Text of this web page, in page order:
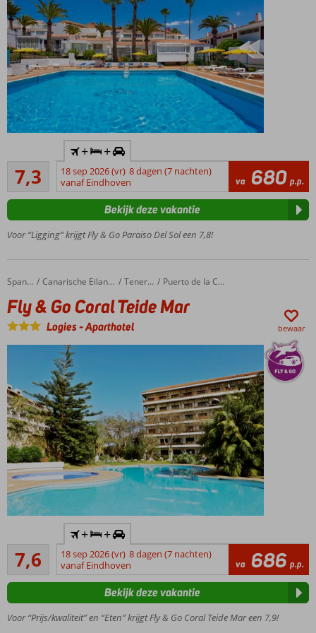
ook
mogelijk
In hartje
Playa de
las
Vlak
strand
Heerlijk
in het
zwembad
scherpe
prijs!
Ontbijt of
Halfpension
ook
mogelijk
7,3Voldoende/goed
274
beoordelingen
+ +
18 sep 2026 (vr) 8 dagen (7 nachten)
vanaf Eindhoven
va 680 p.p.
Voor “Ligging” krijgt Fly & Go Paraiso Del Sol een 7,8!
Bekijk deze vakantie
Home Spanje Canarische Eilanden Tenerife Puerto de la Cruz
Fly & Go Coral Teide Mar
Fly & Go Coral Teide Mar
Logies-Aparthotel bewaar
Centrum
en strand
op ca. 1
Botanical
7,6
Goed
18
beoordelingen
+ +
18 sep 2026 (vr) 8 dagen (7 nachten)
vanaf Eindhoven
va 686 p.p.
Voor “Prijs/kwaliteit” en “Eten” krijgt Fly & Go Coral Teide Mar een 7,9!
Bekijk deze vakantie